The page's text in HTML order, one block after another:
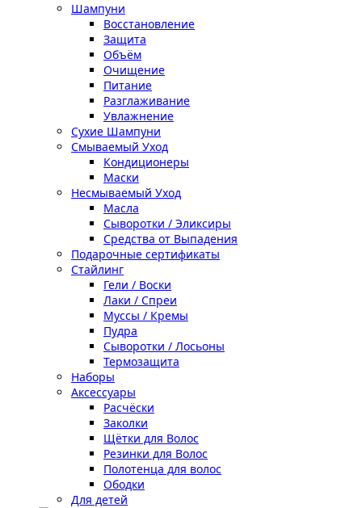
Шампуни
Восстановление
Защита
Объём
Очищение
Питание
Разглаживание
Увлажнение
Сухие Шампуни
Смываемый Уход
Кондиционеры
Маски
Несмываемый Уход
Масла
Сыворотки / Эликсиры
Средства от Выпадения
Подарочные сертификаты
Стайлинг
Гели / Воски
Лаки / Спреи
Муссы / Кремы
Пудра
Сыворотки / Лосьоны
Термозащита
Наборы
Аксессуары
Расчёски
Заколки
Щётки для Волос
Резинки для Волос
Полотенца для волос
Ободки
Для детей